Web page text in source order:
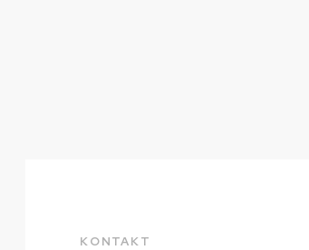
KONTAKT